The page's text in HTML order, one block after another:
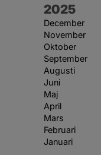
År:
2025
December
November
Oktober
September
Augusti
Juni
Maj
April
Mars
Februari
Januari